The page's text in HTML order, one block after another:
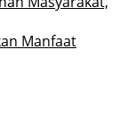
Manfaat